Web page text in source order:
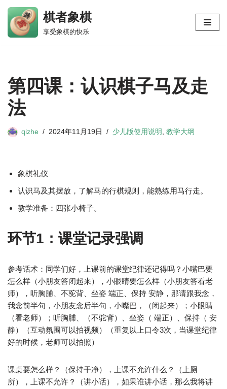
跳
至
棋者象棋
享受象棋的快乐
第四课：认识棋子马及走
法
qizhe 2024年11月19日 少儿版使用说明 , 教学大纲
象棋礼仪
认识马及其摆放，了解马的行棋规则，能熟练用马行走。
教学准备：四张小椅子。
环节1：课堂记录强调
参考话术：同学们好，上课前的课堂纪律还记得吗？小嘴巴要
怎么样（小朋友答闭起来），小眼睛要怎么样（小朋友答看老
师），听胸脯、不驼背、坐姿 端正、保持 安静，那请跟我念，
我念前半句，小朋友念后半句，小嘴巴，（闭起来）；小眼睛
（看老师）；听胸脯、（不驼背）、坐姿（ 端正）、保持（ 安
静）（互动氛围可以拍视频）（重复以上口令3次，当课堂纪律
好的时候，老师可以拍照）
课桌要怎么样？（保持干净），上课不允许什么？（上厕
所），上课不允许？（讲小话），如果谁讲小话，那么我将讲